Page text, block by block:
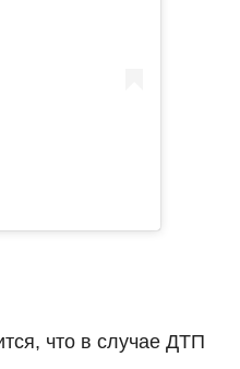
что в случае ДТП